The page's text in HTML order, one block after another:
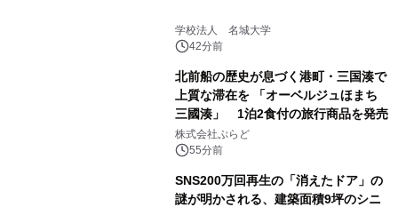
学校法人 名城大学
42分前
北前船の歴史が息づく港町・三国湊で
上質な滞在を 「オーベルジュほまち
三國湊」 1泊2食付の旅行商品を発売
株式会社ぷらど
55分前
SNS200万回再生の「消えたドア」の
謎が明かされる、建築面積9坪のシニ